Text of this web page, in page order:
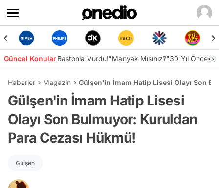
Güncel KonularBastonla Vurdu!"Manyak Mısınız?"30 Yıl Önce👀
Haberler Magazin Gülşen'in İmam Hatip Lisesi Olayı Son
Gülşen'in İmam Hatip Lisesi
Olayı Son Bulmuyor: Kuruldan
Para Cezası Hükmü!
Gülşen